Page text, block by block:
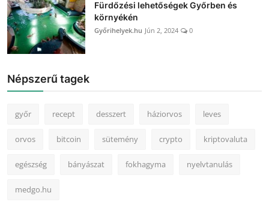
Fürdőzési lehetőségek Győrben és
környékén
Győrihelyek.hu Jún 2, 2024 0
Népszerű tagek
győr recept desszert háziorvos leves
orvos bitcoin sütemény crypto kriptovaluta
egészség bányászat fokhagyma nyelvtanulás
medgo.hu